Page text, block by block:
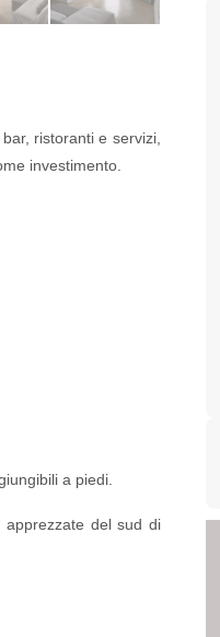
ristoranti e servizi,
investimento.
a piedi.
del sud di